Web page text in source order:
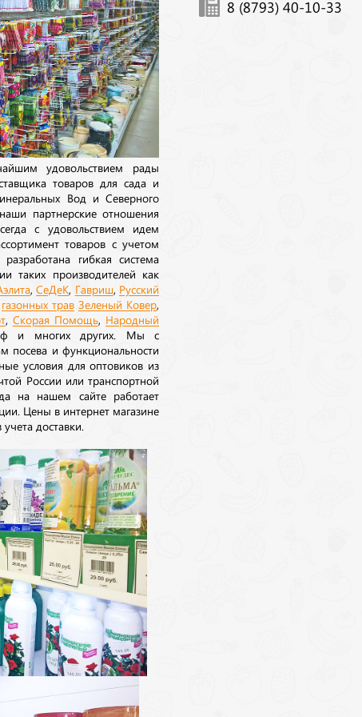
удовольствием рады
товаров для сада и
Вод и Северного
партнерские отношения
с удовольствием идем
товаров с учетом
гибкая система
таких производителей как
,СеДеК Гавриш Русский
газонных трав Зеленый Ковер
, Скорая Помощь Народный
и многих других. Мы с
посева и функциональности
условия для оптовиков из
России или транспортной
на нашем сайте работает
Цены в интернет магазине
доставки.
8 (8793) 40-10-33